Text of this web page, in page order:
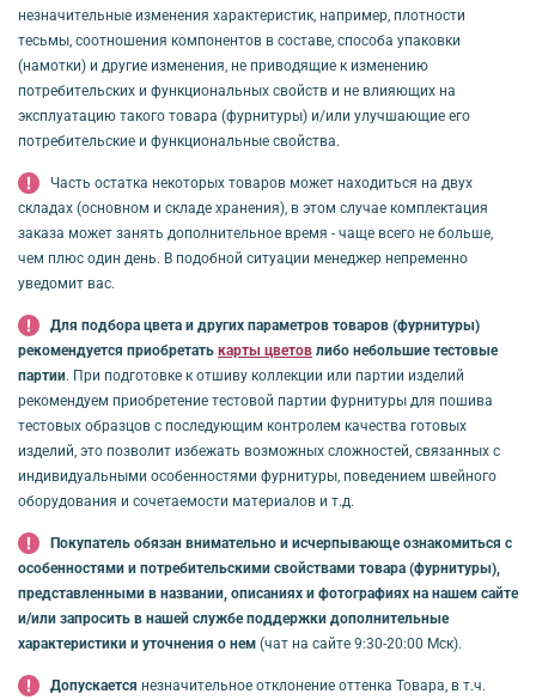
незначительные изменения характеристик, например, плотности
тесьмы, соотношения компонентов в составе, способа упаковки
(намотки) и другие изменения, не приводящие к изменению
потребительских и функциональных свойств и не влияющих на
эксплуатацию такого товара (фурнитуры) и/или улучшающие его
потребительские и функциональные свойства.
Часть остатка некоторых товаров может находиться на двух
складах (основном и складе хранения), в этом случае комплектация
заказа может занять дополнительное время - чаще всего не больше,
чем плюс один день. В подобной ситуации менеджер непременно
уведомит вас.
Для подбора цвета и других параметров товаров (фурнитуры)
рекомендуется приобретать карты цветов либо небольшие тестовые
партии. При подготовке к отшиву коллекции или партии изделий
рекомендуем приобретение тестовой партии фурнитуры для пошива
тестовых образцов с последующим контролем качества готовых
изделий, это позволит избежать возможных сложностей, связанных с
индивидуальными особенностями фурнитуры, поведением швейного
оборудования и сочетаемости материалов и т.д.
Покупатель обязан внимательно и исчерпывающе ознакомиться с
особенностями и потребительскими свойствами товара (фурнитуры),
представленными в названии, описаниях и фотографиях на нашем сайте
и/или запросить в нашей службе поддержки дополнительные
характеристики и уточнения о нем (чат на сайте 9:30-20:00 Мск).
Допускается незначительное отклонение оттенка Товара, в т.ч.